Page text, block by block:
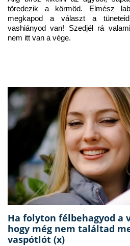
töredezik a körmöd. Elmész
megkapod a választ a
vashiányod van! Szedjél rá
nem itt van a vége.
Ha folyton félbehagyod a
hogy még nem találtad
vaspótlót (x)